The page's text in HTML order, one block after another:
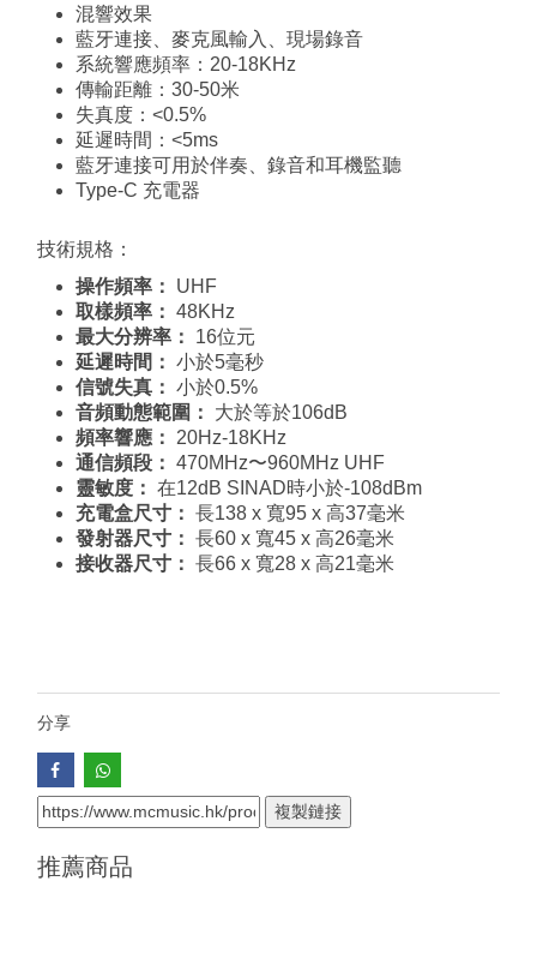
混響效果
藍牙連接、麥克風輸入、現場錄音
系統響應頻率：20-18KHz
傳輸距離：30-50米
失真度：<0.5%
延遲時間：<5ms
藍牙連接可用於伴奏、錄音和耳機監聽
Type-C 充電器
技術規格：
操作頻率：
UHF
取樣頻率： 48KHz
最大分辨率：
16位元
延遲時間： 小於5毫秒
信號失真： 小於0.5%
音頻動態範圍：
大於等於106dB
頻率響應：
20Hz-18KHz
通信頻段： 470MHz〜960MHz UHF
靈敏度： 在12dB SINAD時小於-108dBm
充電盒尺寸： 長138 x 寬95 x 高37毫米
發射器尺寸： 長60 x 寬45 x 高26毫米
接收器尺寸： 長66 x 寬28 x 高21毫米
分享
複製鏈接
推薦商品